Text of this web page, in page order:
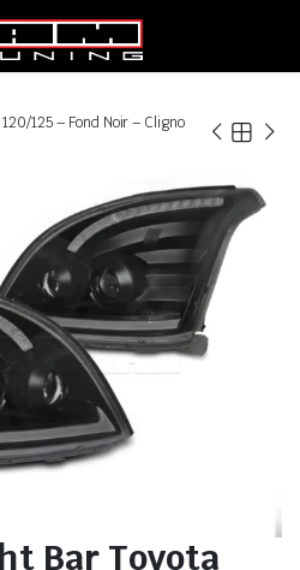
125 – Fond Noir – Cligno
Bar Toyota